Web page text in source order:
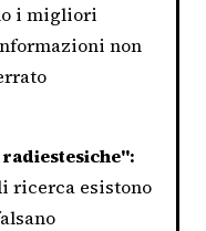
i migliori
non
ricerca esistono